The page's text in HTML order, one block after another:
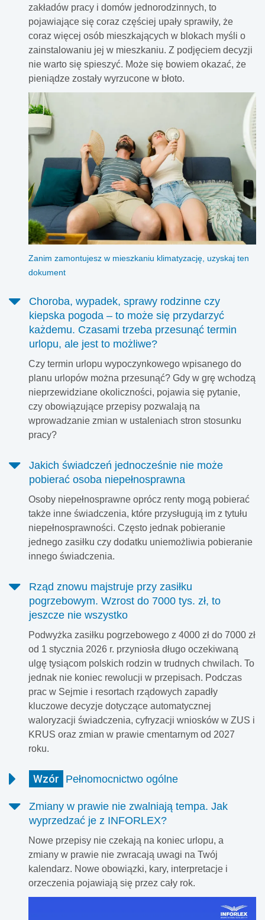
zakładów pracy i domów jednorodzinnych, to
pojawiające się coraz częściej upały sprawiły, że
coraz więcej osób mieszkających w blokach myśli o
zainstalowaniu jej w mieszkaniu. Z podjęciem decyzji
nie warto się spieszyć. Może się bowiem okazać, że
pieniądze zostały wyrzucone w błoto.
Zanim zamontujesz w mieszkaniu klimatyzację, uzyskaj ten
dokument
Choroba, wypadek, sprawy rodzinne czy
kiepska pogoda – to może się przydarzyć
każdemu. Czasami trzeba przesunąć termin
urlopu, ale jest to możliwe?
Czy termin urlopu wypoczynkowego wpisanego do
planu urlopów można przesunąć? Gdy w grę wchodzą
nieprzewidziane okoliczności, pojawia się pytanie,
czy obowiązujące przepisy pozwalają na
wprowadzanie zmian w ustaleniach stron stosunku
pracy?
Jakich świadczeń jednocześnie nie może
pobierać osoba niepełnosprawna
Osoby niepełnosprawne oprócz renty mogą pobierać
także inne świadczenia, które przysługują im z tytułu
niepełnosprawności. Często jednak pobieranie
jednego zasiłku czy dodatku uniemożliwia pobieranie
innego świadczenia.
Rząd znowu majstruje przy zasiłku
pogrzebowym. Wzrost do 7000 tys. zł, to
jeszcze nie wszystko
Podwyżka zasiłku pogrzebowego z 4000 zł do 7000 zł
od 1 stycznia 2026 r. przyniosła długo oczekiwaną
ulgę tysiącom polskich rodzin w trudnych chwilach. To
jednak nie koniec rewolucji w przepisach. Podczas
prac w Sejmie i resortach rządowych zapadły
kluczowe decyzje dotyczące automatycznej
waloryzacji świadczenia, cyfryzacji wniosków w ZUS i
KRUS oraz zmian w prawie cmentarnym od 2027
roku.
Wzór Pełnomocnictwo ogólne
Zmiany w prawie nie zwalniają tempa. Jak
wyprzedzać je z INFORLEX?
Nowe przepisy nie czekają na koniec urlopu, a
zmiany w prawie nie zwracają uwagi na Twój
kalendarz. Nowe obowiązki, kary, interpretacje i
orzeczenia pojawiają się przez cały rok.